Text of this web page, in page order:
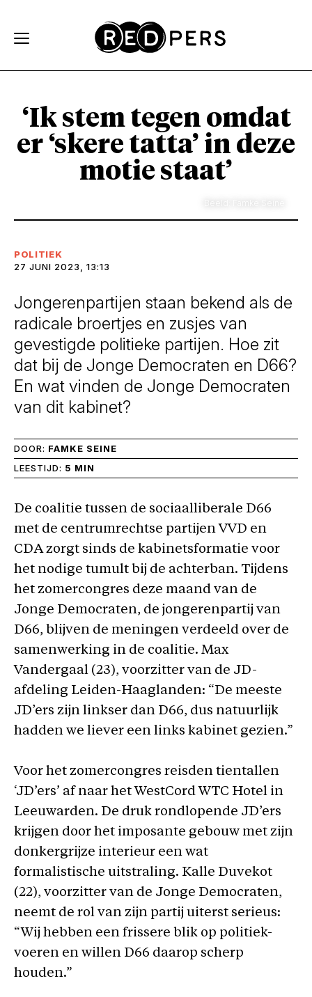
‘Ik stem tegen omdat
er ‘skere tatta’ in deze
motie staat’
POLITIEK
27 JUNI 2023, 13:13
Jongerenpartijen staan bekend als de
radicale broertjes en zusjes van
gevestigde politieke partijen. Hoe zit
dat bij de Jonge Democraten en D66?
En wat vinden de Jonge Democraten
van dit kabinet?
DOOR: FAMKE SEINE
LEESTIJD: 5 MIN
De coalitie tussen de sociaalliberale D66
met de centrumrechtse partijen VVD en
CDA zorgt sinds de kabinetsformatie voor
het nodige tumult bij de achterban. Tijdens
het zomercongres deze maand van de
Jonge Democraten, de jongerenpartij van
D66, blijven de meningen verdeeld over de
samenwerking in de coalitie. Max
Vandergaal (23), voorzitter van de JD-
afdeling Leiden-Haaglanden: “De meeste
JD’ers zijn linkser dan D66, dus natuurlijk
hadden we liever een links kabinet gezien.”
Voor het zomercongres reisden tientallen
‘JD’ers’ af naar het WestCord WTC Hotel in
Leeuwarden. De druk rondlopende JD’ers
krijgen door het imposante gebouw met zijn
donkergrijze interieur een wat
formalistische uitstraling. Kalle Duvekot
(22), voorzitter van de Jonge Democraten,
neemt de rol van zijn partij uiterst serieus:
“Wij hebben een frissere blik op politiek-
voeren en willen D66 daarop scherp
houden.”